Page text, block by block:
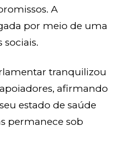
A
por meio de uma
sociais.
tranquilizou
afirmando
estado de saúde
permanece sob